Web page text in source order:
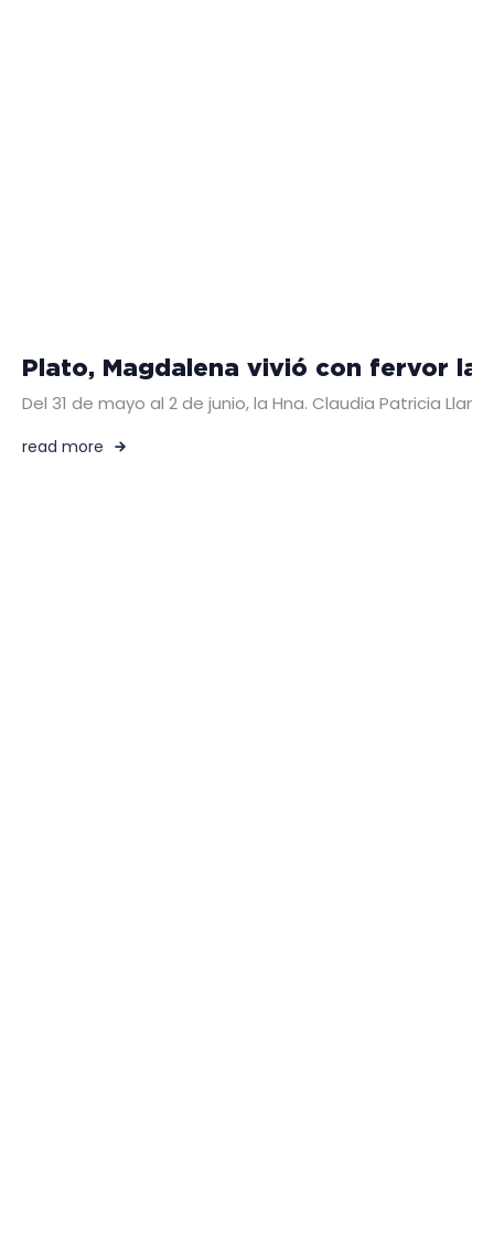
Plato, Magdalena vivió con fervor la
Del 31 de mayo al 2 de junio, la Hna. Claudia Patricia
read more